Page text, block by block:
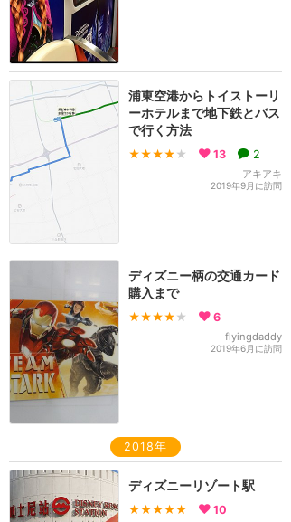
浦東空港からトイストーリ
ーホテルまで地下鉄とバス
で行く方法
★★★★ ★ 13 2
アキアキ
2019年9月に訪問
ディズニー柄の交通カード
購入まで
★★★★ ★ 6
flyingdaddy
2019年6月に訪問
2018年
ディズニーリゾート駅
★★★★★ 10